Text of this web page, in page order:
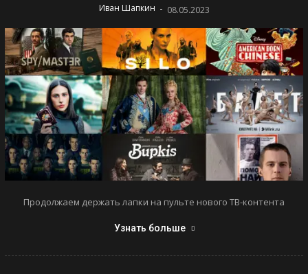
Иван Шапкин - 08.05.2023
Продолжаем держать лапки на пульте нового ТВ-контента
Узнать больше